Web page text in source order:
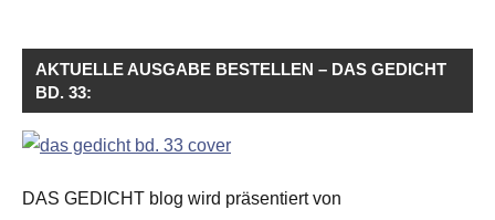
AKTUELLE AUSGABE BESTELLEN – DAS GEDICHT
BD. 33:
DAS GEDICHT blog wird präsentiert von